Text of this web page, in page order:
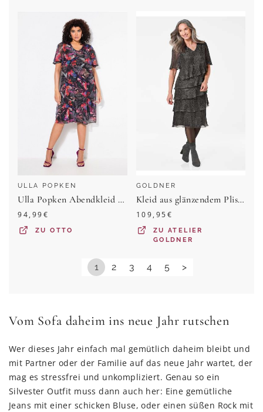
ULLA POPKEN
Ulla Popken Abendkleid Kleid Papageien A-Linie V-Ausschnitt
94,99€
ZUOTTO
GOLDNER
Kleid aus glänzendem Plissée - schwarz / silberfarben / gemustert - Gr. 25 von Goldner Fashion
109,95€
ZUATELIER
GOLDNER
1 2 3 4 5 >
Vom Sofa daheim ins neue Jahr rutschen
Wer dieses Jahr einfach mal gemütlich daheim bleibt und
mit Partner oder der Familie auf das neue Jahr wartet, der
mag es stressfrei und unkompliziert. Genau so ein
Silvester Outfit muss dann auch her: Eine gemütliche
Jeans mit einer schicken Bluse, oder einen süßen Rock mit